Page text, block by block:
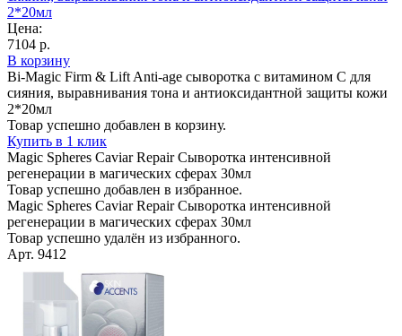
2*20мл
Цена:
7104 р.
В корзину
Bi-Magic Firm & Lift Anti-age сыворотка с витамином С для
сияния, выравнивания тона и антиоксидантной защиты кожи
2*20мл
Товар успешно добавлен в корзину.
Купить в 1 клик
Magic Spheres Caviar Repair Сыворотка интенсивной
регенерации в магических сферах 30мл
Товар успешно добавлен в избранное.
Magic Spheres Caviar Repair Сыворотка интенсивной
регенерации в магических сферах 30мл
Товар успешно удалён из избранного.
Арт. 9412